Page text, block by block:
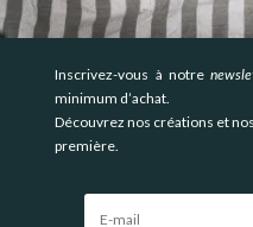
Inscrivez-vous à notre
minimum d’achat.
Découvrez nos créations et
première.